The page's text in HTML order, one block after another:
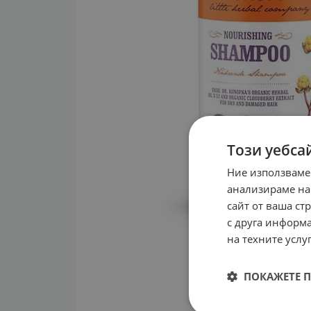
Този
Ние
анализираме
сайт от ваша
с друга
на техните
ПОКАЖЕТЕ